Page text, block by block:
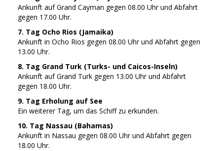
Ankunft auf Grand Cayman gegen 08.00 Uhr und Abfahrt
gegen 17.00 Uhr.
7. Tag Ocho Rios (Jamaika)
Ankunft in Ocho Rios gegen 08.00 Uhr und Abfahrt gegen
13.00 Uhr.
8. Tag Grand Turk (Turks- und Caicos-Inseln)
Ankunft auf Grand Turk gegen 13.00 Uhr und Abfahrt
gegen 18.00 Uhr.
9. Tag Erholung auf See
Ein weiterer Tag, um das Schiff zu erkunden.
10. Tag Nassau (Bahamas)
Ankunft in Nassau gegen 08.00 Uhr und Abfahrt gegen
18.00 Uhr.